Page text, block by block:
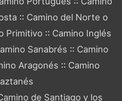
:: Camino del Norte o
Primitivo :: Camino Inglés
Sanabrés :: Camino
Aragonés :: Camino
de Santiago y los